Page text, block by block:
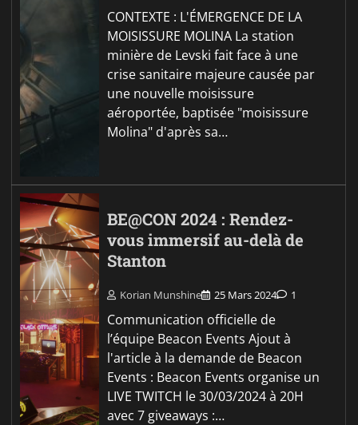
CONTEXTE : L'ÉMERGENCE DE LA
MOISISSURE MOLINA La station
minière de Levski fait face à une
crise sanitaire majeure causée par
une nouvelle moisissure
aéroportée, baptisée "moisissure
Molina" d'après sa…
BE@CON 2024 : Rendez-
vous immersif au-delà de
Stanton
Korian Munshine 25 Mars 2024 1
Communication officielle de
l’équipe Beacon Events Ajout à
l'article à la demande de Beacon
Events : Beacon Events organise un
LIVE TWITCH le 30/03/2024 à 20H
avec 7 giveaways :…